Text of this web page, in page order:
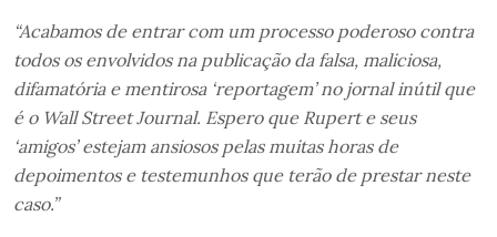
“Acabamos de entrar com um processo poderoso contra
todos os envolvidos na publicação da falsa, maliciosa,
difamatória e mentirosa ‘reportagem’ no jornal inútil que
é o Wall Street Journal. Espero que Rupert e seus
‘amigos’ estejam ansiosos pelas muitas horas de
depoimentos e testemunhos que terão de prestar neste
caso.”